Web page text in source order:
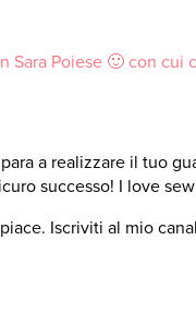
Sara Poiese 🙂 con
a realizzare il tuo
successo! I love sewing
Iscriviti al mio